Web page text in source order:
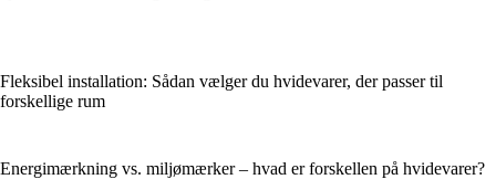
Fleksibel installation: Sådan vælger du hvidevarer, der passer til
forskellige rum
Energimærkning vs. miljømærker – hvad er forskellen på hvidevarer?